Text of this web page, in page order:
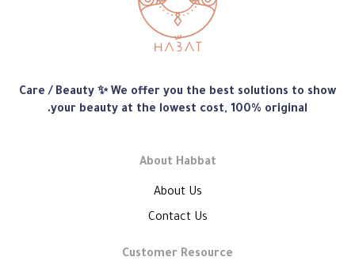
متجر
هبّات
Care / Beauty ✨ We offer you the best solutions to show
your beauty at the lowest cost, 100% original.
About Habbat
About Us
Contact Us
Customer Resource